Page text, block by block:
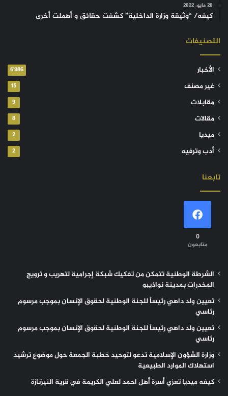
20 مايو، 2022
كيفه/ “وثيقة وزارة الداخلية” كشفت حقائق و أهملت أخرى
التصنيفات
الأخبار 6٬986
غير مصنف 15
مقابلات 9
مقالات 8
ميديا 2
أدب وترفيه 2
تابعنا
0
متابعون
الشرطة الوطنية تتمكن من تفكيك شبكة إجرامية لتهريب و ترويج
المخدرات بمدينة نواذيبو
تعيين ولد داهي رئيساً للجنة الوطنية لحقوق الإنسان بموجب مرسوم
رئاسي
تعيين ولد داهي رئيساً للجنة الوطنية لحقوق الإنسان بموجب مرسوم
رئاسي
وزارة الشؤون الإسلامية تدعو لتوحيد خطبة الجمعة حول موضوع ترشيد
استهلاك الموارد الطبيعية
كيفه ميديا تعزي أسرة أهل احمد لعلي الكريمة في قرية النيزنازة